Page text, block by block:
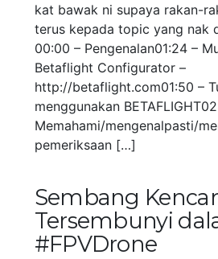
kat bawak ni supaya rakan-
terus kepada topic yang nak
00:00 – Pengenalan01:24 –
Betaflight Configurator –
http://betaflight.com01:50 –
menggunakan
Memahami/mengenalpasti/
pemeriksaan […]
Sembang
Tersembunyi
#FPVDrone